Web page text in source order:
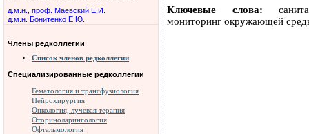
д.м.н., проф. Маевский Е.И.
д.м.н. Бонитенко Е.Ю.
Члены редколлегии
Список членов редколлегии
Специализированные редколлегии
Гематология и трансфузиология
Нейрохирургия
Онкология, лучевая терапия
Оториноларингология
Офтальмология
Ключевые слова:
мониторинг окружающей